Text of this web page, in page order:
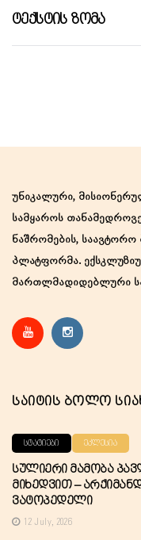
Ტექსტის Ზომა
უნიკალური,
სამყაროს
ნაშრომების, საავტორო
პლატფორმა.
მართლმადიდებლური
Საიტის Ბოლო
ᲡᲢᲐᲢᲘᲔᲑᲘ ᲔᲙᲚᲔᲡᲘᲐ
Სულიერი Მამობა
Მიხედვით –
Ვატოპედელი
12 July, 2026